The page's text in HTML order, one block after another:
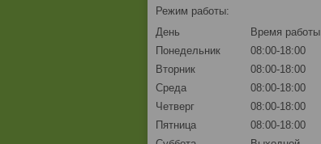
Режим работы:
День
Время работы
Понедельник
08:00-18:00
Вторник
08:00-18:00
Среда
08:00-18:00
Четверг
08:00-18:00
Пятница
08:00-18:00